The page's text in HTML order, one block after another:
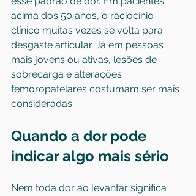
acima dos 50 anos, o raciocínio
clínico muitas vezes se volta para
desgaste articular. Já em pessoas
mais jovens ou ativas, lesões de
sobrecarga e alterações
femoropatelares costumam ser mais
consideradas.
Quando a dor pode
indicar algo mais sério
Nem toda dor ao levantar significa